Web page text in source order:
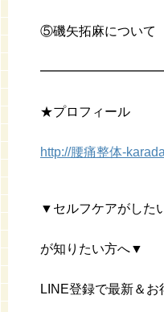
⑤磯矢拓麻について
★プロフィール
http://腰痛整体-
▼セルフケアがした
が知りたい方へ▼
LINE登録で最新＆お